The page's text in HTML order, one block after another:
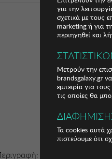
για την
σχετικά με τους
marketing ή για
περιηγηθεί και
Μετρούν την
brandsgalaxy.gr
εμπειρία για
τις οποίες θα
Τα cookies αυτά
πιστεύουμε ότι